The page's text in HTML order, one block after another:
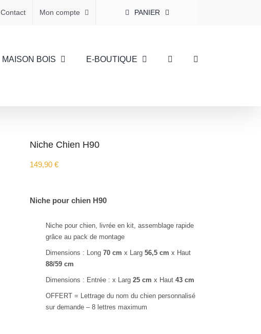
Contact Mon compte PANIER
MAISON BOIS E-BOUTIQUE
Niche Chien H90
149,90 €
Niche pour chien H90
Niche pour chien, livrée en kit, assemblage rapide
grâce au pack de montage
Dimensions : Long70 cm x Larg56,5 cm x Haut
88/59 cm
Dimensions : Entrée : x Larg25 cm x Haut43 cm
OFFERT = Lettrage du nom du chien personnalisé
sur demande – 8 lettres maximum